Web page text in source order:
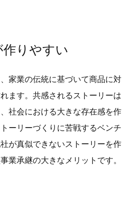
作りやすい
家業の伝統に基づいて商品に対
ます。共感されるストーリーは
社会における大きな存在感を作
ーリーづくりに苦戦するベンチ
が真似できないストーリーを作
業承継の大きなメリットです。